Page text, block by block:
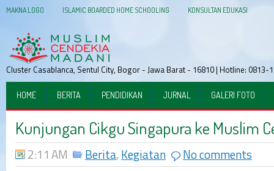
MAKNA LOGO ISLAMIC BOARDED HOME SCHOOLING KONSULTAN EDUKASI
Cluster Casablanca, Sentul City, Bogor - Jawa Barat - 16810 | Hotline:
HOME BERITA PENDIDIKAN JURNAL GALERI FOTO
Kunjungan Cikgu Singapura ke Muslim
2:11 AM Berita, Kegiatan No comments